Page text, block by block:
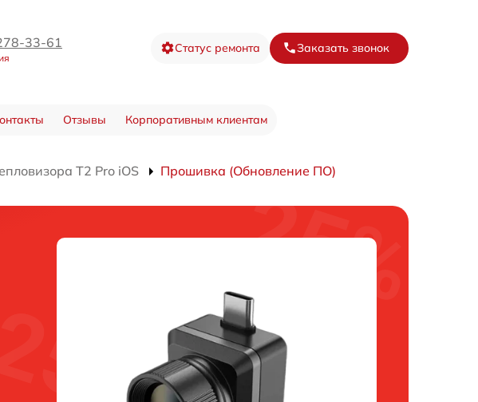
33-61 Статус ремонта Заказать звонок
Отзывы Корпоративным клиентам
T2 Pro iOS Прошивка (Обновление ПО)